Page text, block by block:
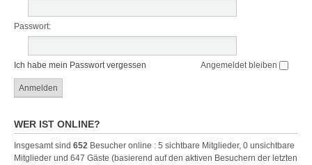
Passwort:
Ich habe mein Passwort vergessen Angemeldet bleiben
WER IST ONLINE?
Insgesamt sind 652 Besucher online : 5 sichtbare Mitglieder, 0 unsichtbare
Mitglieder und 647 Gäste (basierend auf den aktiven Besuchern der letzten